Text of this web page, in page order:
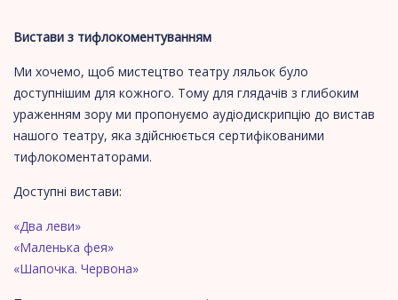
Вистави з тифлокоментуванням
Ми хочемо, щоб мистецтво театру ляльок було
доступнішим для кожного. Тому для глядачів з глибоким
ураженням зору ми пропонуємо аудіодискрипцію до вистав
нашого театру, яка здійснюється сертифікованими
тифлокоментаторами.
Доступні вистави:
«Два леви»
«Маленька фея»
«Шапочка. Червона»